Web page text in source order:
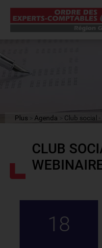
Plus Agenda Club social
18
CLUB